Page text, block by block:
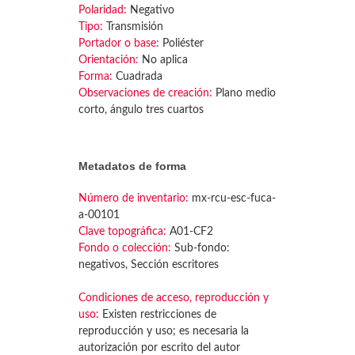
Polaridad: Negativo
Tipo: Transmisión
Portador o base: Poliéster
Orientación: No aplica
Forma: Cuadrada
Observaciones de creación: Plano medio
corto, ángulo tres cuartos
Metadatos de forma
Número de inventario: mx-rcu-esc-fuca-
a-00101
Clave topográfica: A01-CF2
Fondo o colección: Sub-fondo:
negativos, Sección escritores
Condiciones de acceso, reproducción y
uso: Existen restricciones de
reproducción y uso; es necesaria la
autorización por escrito del autor